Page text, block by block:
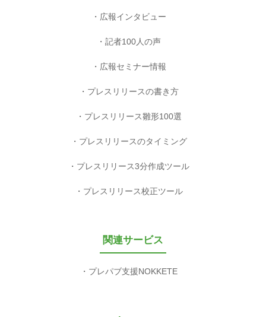
広報インタビュー
記者100人の声
広報セミナー情報
プレスリリースの書き方
プレスリリース雛形100選
プレスリリースのタイミング
プレスリリース3分作成ツール
プレスリリース校正ツール
関連サービス
プレパブ支援NOKKETE